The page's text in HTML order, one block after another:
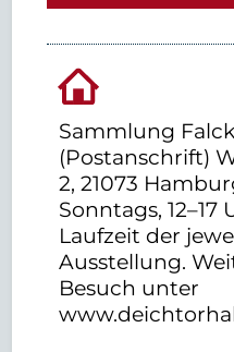
Sammlung
(Postanschrift)
2, 21073
Sonntags,
Laufzeit der
Ausstellung.
Besuch unter